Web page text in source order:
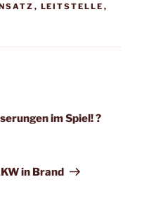
, LEITSTELLE ,
im Spiel! ?
in Brand